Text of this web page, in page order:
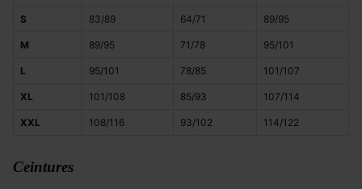
S 83/89 64/71 89/95
M 89/95 71/78 95/101
L 95/101 78/85 101/107
XL 101/108 85/93 107/114
XXL 108/116 93/102 114/122
Ceintures